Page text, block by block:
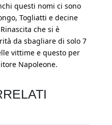
questi nomi ci sono
Togliatti e decine
che si è
da sbagliare di solo 7
vittime e questo per
Napoleone.